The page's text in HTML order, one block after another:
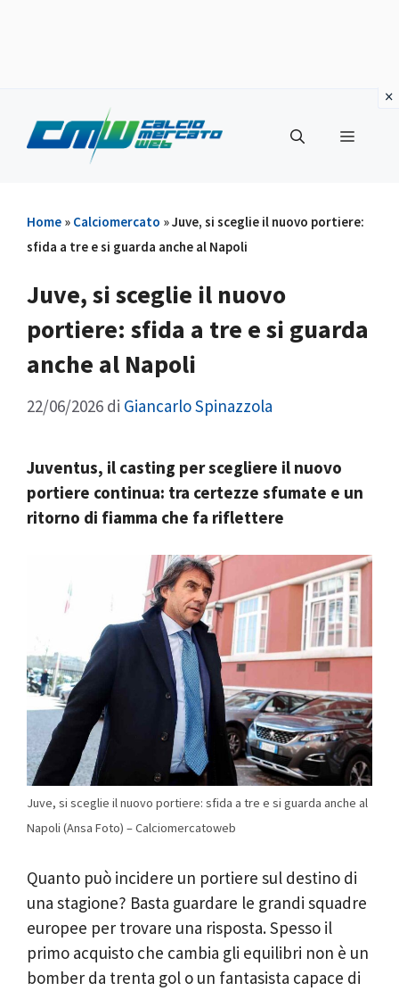
contenuto
Menu
Home » Calciomercato »Juve, si sceglie il nuovo portiere:
sfida a tre e si guarda anche al Napoli
Juve, si sceglie il nuovo
portiere: sfida a tre e si guarda
anche al Napoli
22/06/2026 di Giancarlo Spinazzola
Juventus, il casting per scegliere il nuovo
portiere continua: tra certezze sfumate e un
ritorno di fiamma che fa riflettere
Juve, si sceglie il nuovo portiere: sfida a tre e si guarda anche al
Napoli (Ansa Foto) – Calciomercatoweb
Quanto può incidere un portiere sul destino di
una stagione? Basta guardare le grandi squadre
europee per trovare una risposta. Spesso il
primo acquisto che cambia gli equilibri non è un
bomber da trenta gol o un fantasista capace di